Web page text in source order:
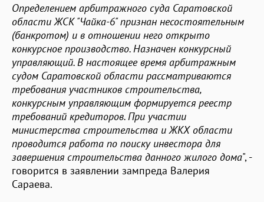
Определением арбитражного суда Саратовской
области ЖСК "Чайка-6" признан несостоятельным
(банкротом) и в отношении него открыто
конкурсное производство. Назначен конкурсный
управляющий. В настоящее время арбитражным
судом Саратовской области рассматриваются
требования участников строительства,
конкурсным управляющим формируется реестр
требований кредиторов. При участии
министерства строительства и ЖКХ области
проводится работа по поиску инвестора для
завершения строительства данного жилого дома", -
говорится в заявлении зампреда Валерия
Сараева.